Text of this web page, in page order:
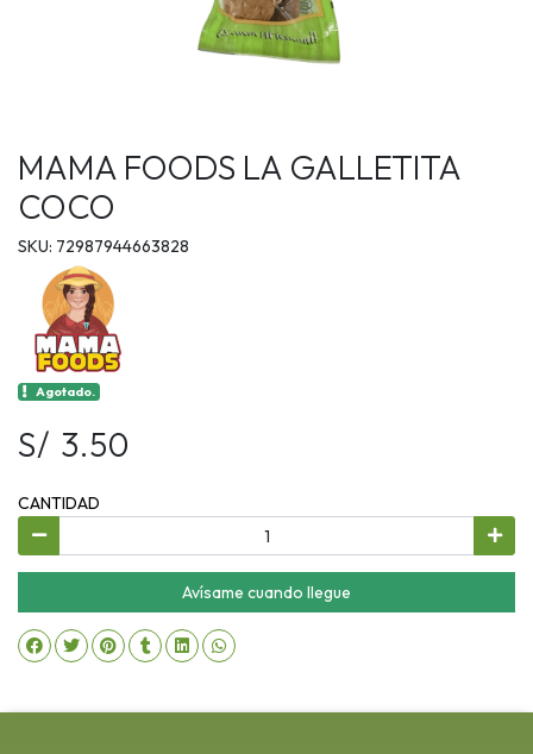
MAMA FOODS LA GALLETITA
COCO
SKU: 72987944663828
Agotado.
S/ 3.50
CANTIDAD
Avísame cuando llegue